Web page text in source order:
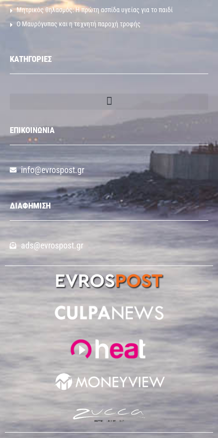
Μητρικός θηλασμός: Η πρώτη ασπίδα υγείας για το παιδί
Ο Μαυρόγυπας και η τεχνητή παροχή τροφής
ΚΑΤΗΓΟΡΙΕΣ
ΕΠΙΚΟΙΝΩΝΙΑ
info@evrospost.gr
ΔΙΑΦΗΜΙΣΗ
ads@evrospost.gr